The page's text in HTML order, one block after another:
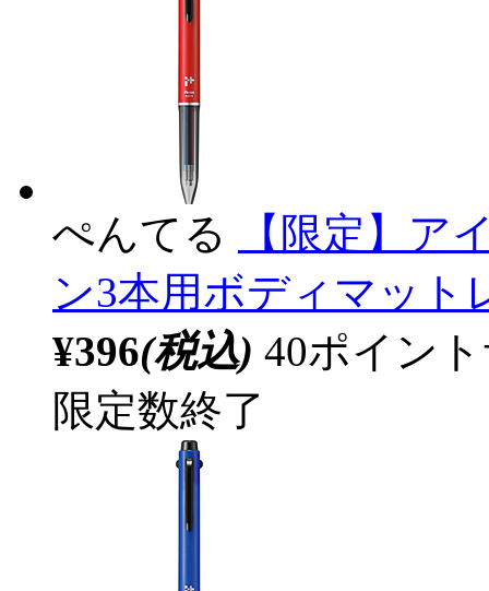
ぺんてる
【限定】ア
ン3本用ボディマット
¥396(税込) 40ポイン
限定数終了